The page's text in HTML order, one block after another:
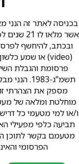
ובכתב, להיחשף
פרסומת והגבלת
תשמ"ג-
מספק את הצהרתי
מוחלטת ומלאה של
ו/או למי מטעמי כל
תביעה כלפי מפעילי
מטעמם בקשר לתוכן
הפרסומי